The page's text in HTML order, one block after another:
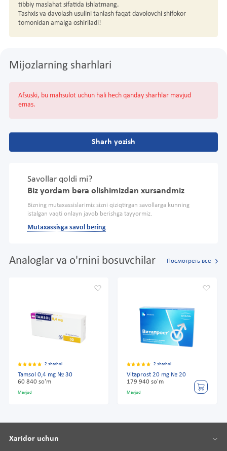
tibbiy maslahat sifatida ishlatmang.
Tashxis va davolash usulini tanlash faqat davolovchi shifokor
tomonidan amalga oshiriladi!
Mijozlarning sharhlari
Afsuski, bu mahsulot uchun hali hech qanday sharhlar mavjud
emas.
Sharh yozish
Savollar qoldi mi?
Biz yordam bera olishimizdan xursandmiz
Bizning mutaxassislarimiz sizni qiziqtirgan savollarga kunning
istalgan vaqti onlayn javob berishga tayyormiz.
Mutaxassisga savol bering
Analoglar va o'rnini bosuvchilar Посмотреть все
2 sharhni
Tamsol 0,4 mg № 30
60 840 so'm
Mavjud
2 sharhni
Vitaprost 20 mg № 20
179 940 so'm
Mavjud
Xaridor uchun